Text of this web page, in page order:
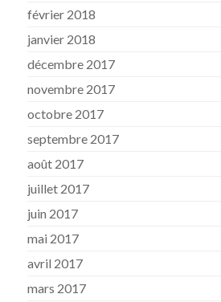
février 2018
janvier 2018
décembre 2017
novembre 2017
octobre 2017
septembre 2017
août 2017
juillet 2017
juin 2017
mai 2017
avril 2017
mars 2017